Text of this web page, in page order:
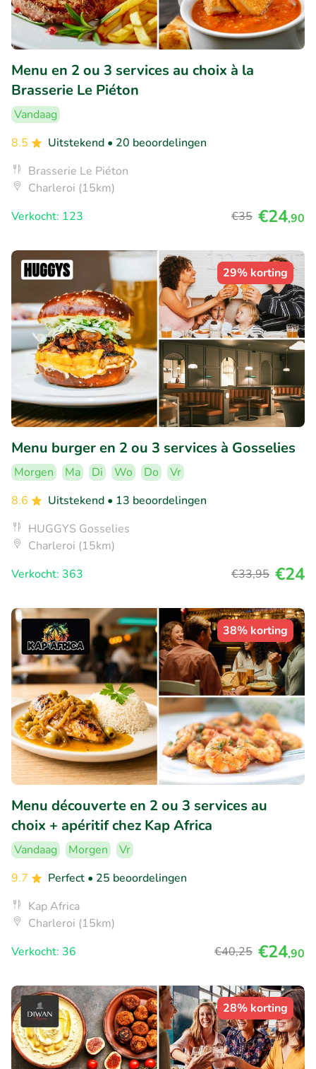
Menu en 2 ou 3 services au choix à la
Brasserie Le Piéton
Vandaag
8.5
Uitstekend • 20 beoordelingen
Brasserie Le Piéton
Charleroi (15km)
Verkocht: 123
€35 €24,90
29% korting
Menu burger en 2 ou 3 services à Gosselies
Morgen Ma Di Wo Do
Vr
8.6
Uitstekend • 13 beoordelingen
HUGGYS Gosselies
Charleroi (15km)
Verkocht: 363
€33,95 €24
38% korting
Menu découverte en 2 ou 3 services au
choix + apéritif chez Kap Africa
Vandaag Morgen
Vr
9.7
Perfect • 25 beoordelingen
Kap Africa
Charleroi (15km)
Verkocht: 36
€40,25 €24,90
28% korting